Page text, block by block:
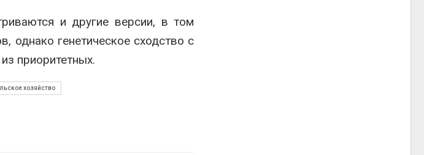
и другие версии, в том
однако генетическое сходство с
приоритетных.
хозяйство